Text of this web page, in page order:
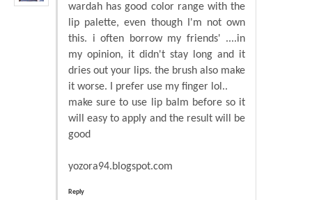
wardah has good color range with the
lip palette, even though I'm not own
this. i often borrow my friends' ....in
my opinion, it didn't stay long and it
dries out your lips. the brush also make
it worse. I prefer use my finger lol..
make sure to use lip balm before so it
will easy to apply and the result will be
good
yozora94.blogspot.com
Reply